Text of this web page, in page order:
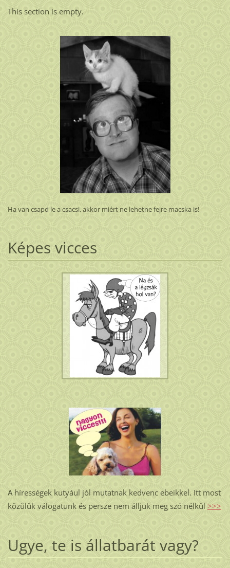
This section is empty.
Ha van csapd le a csacsi, akkor miért ne lehetne fejre macska is!
Képes vicces
A hírességek kutyául jól mutatnak kedvenc ebeikkel. Itt most
közülük válogatunk és persze nem álljuk meg szó nélkül >>>
Ugye, te is állatbarát vagy?